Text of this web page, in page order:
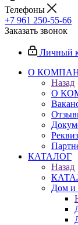
Телефоны
+7 961 250-55-66
Заказать звонок
Личный
О
Назад
О
КАТАЛОГ
Назад
Дом и